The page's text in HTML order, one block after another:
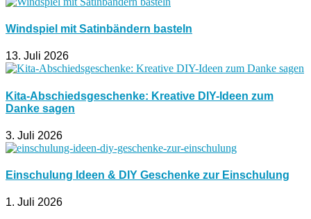
Windspiel mit Satinbändern basteln
13. Juli 2026
Kita-Abschiedsgeschenke: Kreative DIY-Ideen zum
Danke sagen
3. Juli 2026
Einschulung Ideen & DIY Geschenke zur Einschulung
1. Juli 2026